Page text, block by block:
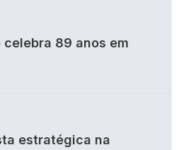
89 anos em
estratégica na